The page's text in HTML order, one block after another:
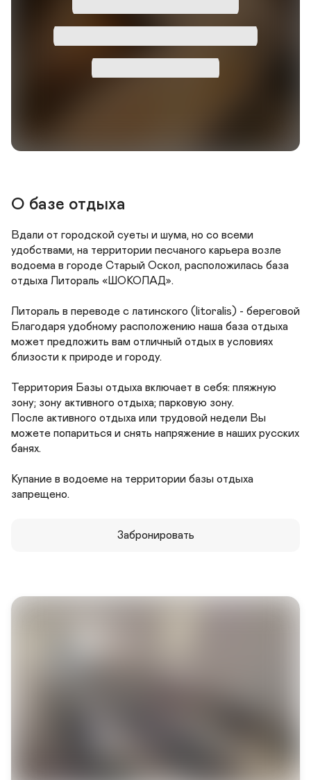
Скидки до 15%
Для постоянных гостей базы отдыха Литораль
"Шоколад"
Задать вопрос
Мы рады нашим маленьким гостям
О базе отдыха
Вдали от городской суеты и шума, но со всеми
удобствами, на территории песчаного карьера возле
водоема в городе Старый Оскол, расположилась база
отдыха Литораль «ШОКОЛАД».
Литораль в переводе с латинского (litoralis) - береговой
Благодаря удобному расположению наша база отдыха
может предложить вам отличный отдых в условиях
близости к природе и городу.
Территория Базы отдыха включает в себя: пляжную
зону; зону активного отдыха; парковую зону.
После активного отдыха или трудовой недели Вы
можете попариться и снять напряжение в наших русских
банях.
Купание в водоеме на территории базы отдыха
запрещено.
Забронировать